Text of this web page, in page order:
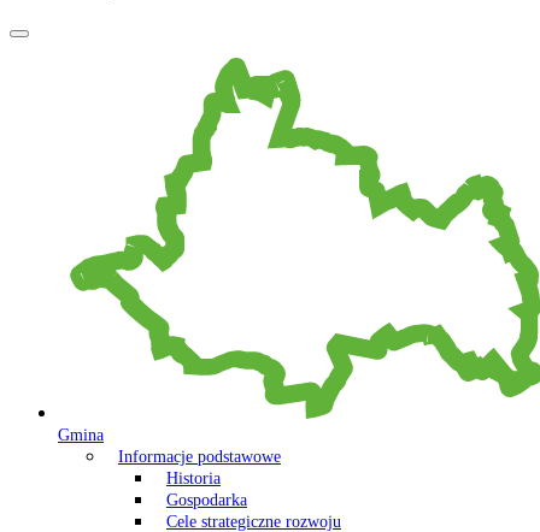
Gmina
Informacje podstawowe
Historia
Gospodarka
Cele strategiczne rozwoju